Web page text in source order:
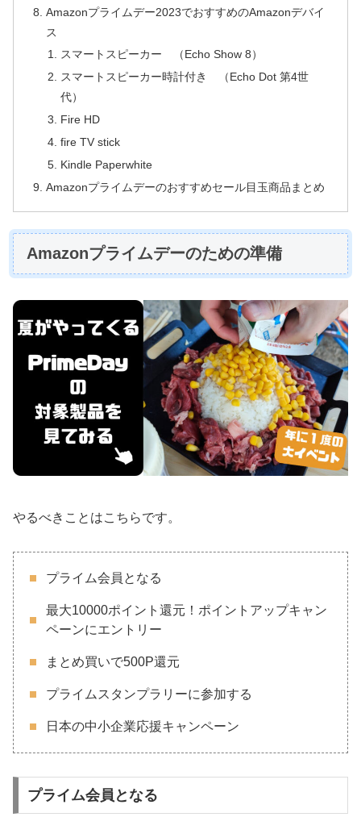
Amazonプライムデー2023でおすすめのAmazonデバイ
ス
スマートスピーカー （Echo Show 8）
スマートスピーカー時計付き （Echo Dot 第4世
代）
Fire HD
fire TV stick
Kindle Paperwhite
Amazonプライムデーのおすすめセール目玉商品まとめ
Amazonプライムデーのための準備
やるべきことはこちらです。
プライム会員となる
最大10000ポイント還元！ポイントアップキャン
ペーンにエントリー
まとめ買いで500P還元
プライムスタンプラリーに参加する
日本の中小企業応援キャンペーン
プライム会員となる